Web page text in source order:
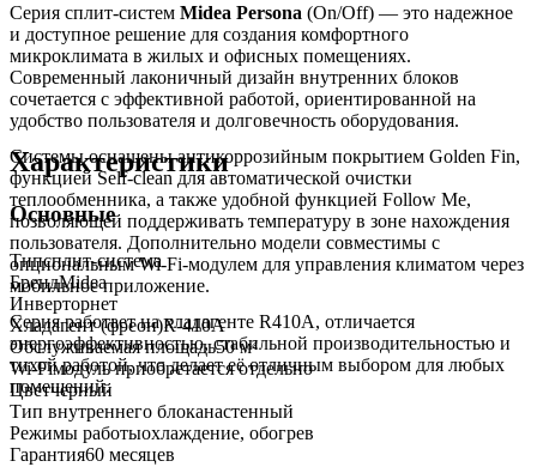
Серия сплит-систем Midea Persona (On/Off) — это надежное
и доступное решение для создания комфортного
микроклимата в жилых и офисных помещениях.
Современный лаконичный дизайн внутренних блоков
сочетается с эффективной работой, ориентированной на
удобство пользователя и долговечность оборудования.
Системы оснащены антикоррозийным покрытием Golden Fin,
функцией Self-clean для автоматической очистки
теплообменника, а также удобной функцией Follow Me,
позволяющей поддерживать температуру в зоне нахождения
пользователя. Дополнительно модели совместимы с
опциональным Wi-Fi-модулем для управления климатом через
мобильное приложение.
Серия работает на хладагенте R410A, отличается
энергоэффективностью, стабильной производительностью и
тихой работой, что делает её отличным выбором для любых
помещений.
Характеристики
Основные
Типсплит-система
БрендMidea
Инверторнет
Хладагент (фреон)R-410A
Обслуживаемая площадь50м²
Wi-Fiмодуль приобретается отдельно
Цветчерный
Тип внутреннего блоканастенный
Режимы работыохлаждение, обогрев
Гарантия60 месяцев